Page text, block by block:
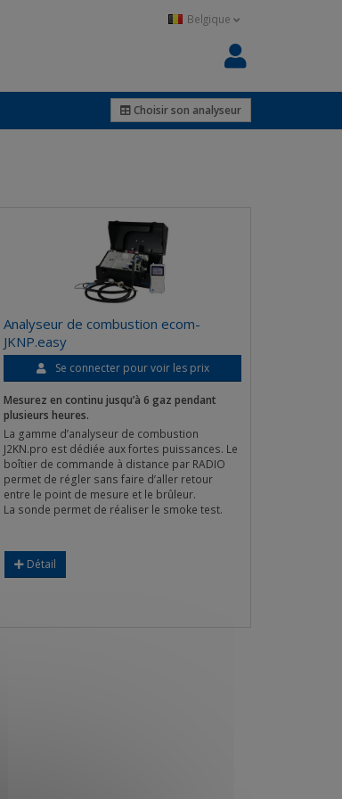
Belgique
Choisir son analyseur
Analyseur de combustion ecom-
JKNP.easy
Se connecter pour voir les prix
Mesurez en continu jusqu’à 6 gaz pendant
plusieurs heures.
La gamme d’analyseur de combustion
J2KN.pro est dédiée aux fortes puissances. Le
boîtier de commande à distance par RADIO
permet de régler sans faire d’aller retour
entre le point de mesure et le brûleur.
La sonde permet de réaliser le smoke test.
Détail